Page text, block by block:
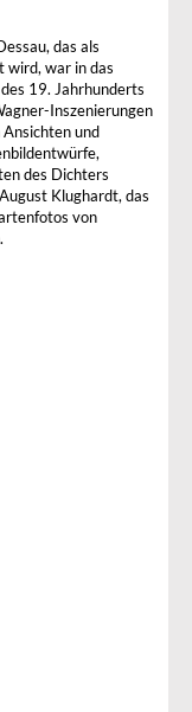
das als
wird, war in das
19. Jahrhunderts
Inszenierungen
und
des Dichters
Klughardt, das
von